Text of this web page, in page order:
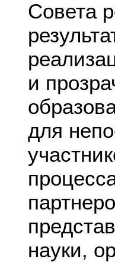
Совета
и
для
науки,